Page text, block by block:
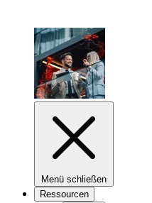
Menü schließen
Ressourcen